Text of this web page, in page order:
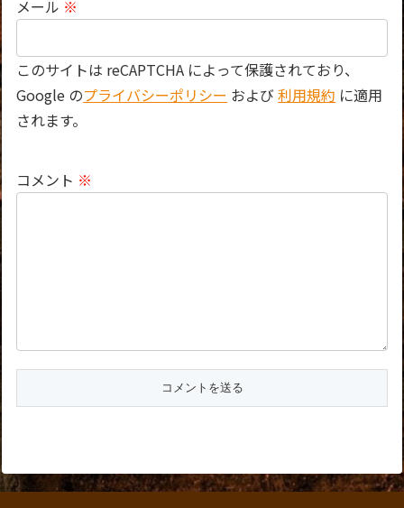
メール ※
このサイトは reCAPTCHA によって保護されており、
Google のプライバシーポリシー および利用規約 に適用
されます。
コメント ※